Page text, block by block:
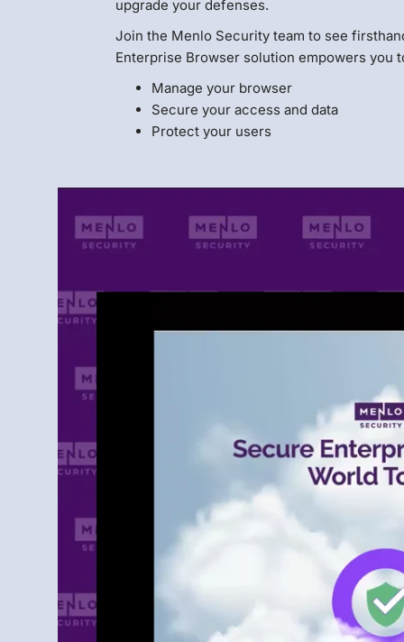
upgrade your defenses.
Join the Menlo Security team to see
Enterprise Browser solution empowers you
Manage your browser
Secure your access and data
Protect your users